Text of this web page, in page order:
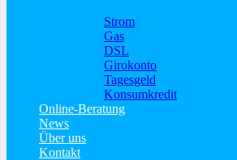
Strom
Gas
DSL
Girokonto
Tagesgeld
Konsumkredit
Online-Beratung
News
Über uns
Kontakt